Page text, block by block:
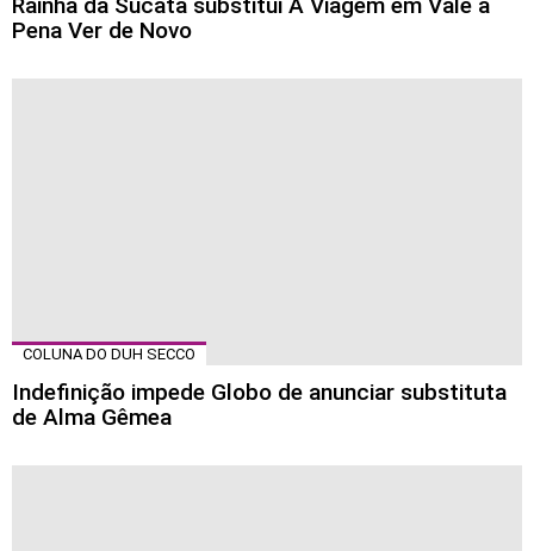
Pena Ver de Novo
COLUNA DO DUH SECCO
Indefinição impede Globo de anunciar substituta
de Alma Gêmea